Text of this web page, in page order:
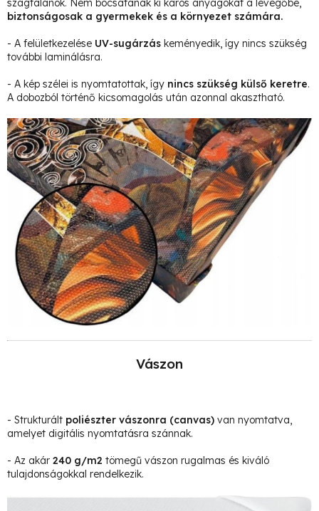
szagtalanok. Nem bocsátanak ki káros anyagokat a levegőbe,
biztonságosak a gyermekek és a környezet számára.
- A felületkezelése UV-sugárzás keményedik, így nincs szükség
további laminálásra.
- A kép szélei is nyomtatottak, így nincs szükség külső keretre.
A dobozból történő kicsomagolás után azonnal akasztható.
Vászon
- Strukturált poliészter vászonra (canvas) van nyomtatva,
amelyet digitális nyomtatásra szánnak.
- Az akár 240 g/m2 tömegű vászon rugalmas és kiváló
tulajdonságokkal rendelkezik.